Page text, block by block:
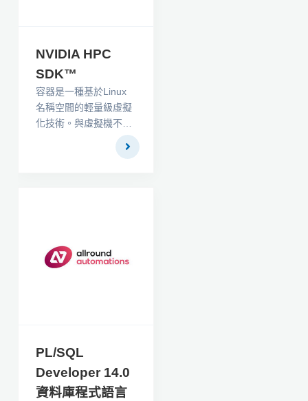
NVIDIA HPC
SDK™
容器是一種基於Linux
名稱空間的輕量級虛擬
化技術。與虛擬機不
同，容器與主機共享內
核和其他服務。結果，
序用戶空間環境捆綁到
一個映像中。這樣，應
享，並確信結果將可重
現。 容器使開發人員，
用戶和系統管理員的工
PL/SQL
Developer 14.0
資料庫程式語言